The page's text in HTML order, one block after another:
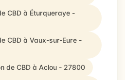
CBD à Éturqueraye -
CBD à Vaux-sur-Eure -
de CBD à Aclou - 27800